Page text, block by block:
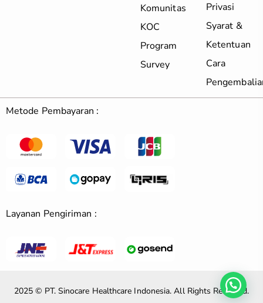
Komunitas
KOC
Program
Survey
Privasi
Syarat &
Ketentuan
Cara
Metode Pembayaran :
Layanan Pengiriman :
2025 © PT. Sinocare Healthcare Indonesia. All Rights Reserved.